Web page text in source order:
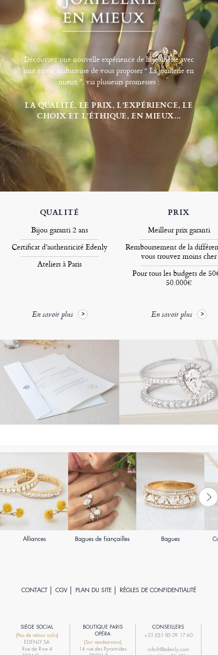
Découvrez une nouvelle expérience de la joaillerie avec
une envie ambitieuse de vous proposer “ La joaillerie en
mieux ”, via plusieurs promesses :
LA QUALITÉ, LE PRIX, L’EXPÉRIENCE, LE
CHOIX ET L’ÉTHIQUE, EN MIEUX...
QUALITÉ
Bijou garanti 2 ans
Certificat d’authenticité Edenly
Ateliers à Paris
En savoir plus
PRIX
Meilleur prix garanti
Remboursement de la
vous trouvez moins cher
Pour tous les budgets de
50.000€
En savoir plus
Alliances Bagues de fiançailles Bagues
CONTACT CGV PLAN DU SITE RÈGLES DE CONFIDENTIALITÉ
SIÈGE SOCIAL
(Pas de retour colis)
EDENLY SA
Rue de Rive 4
BOUTIQUE PARIS
OPÉRA
(Sur rendez-vous)
14 rue des Pyramides
CONSEILLERS
+33 (0)1 85 09 17 60
info-fr@edenly.com